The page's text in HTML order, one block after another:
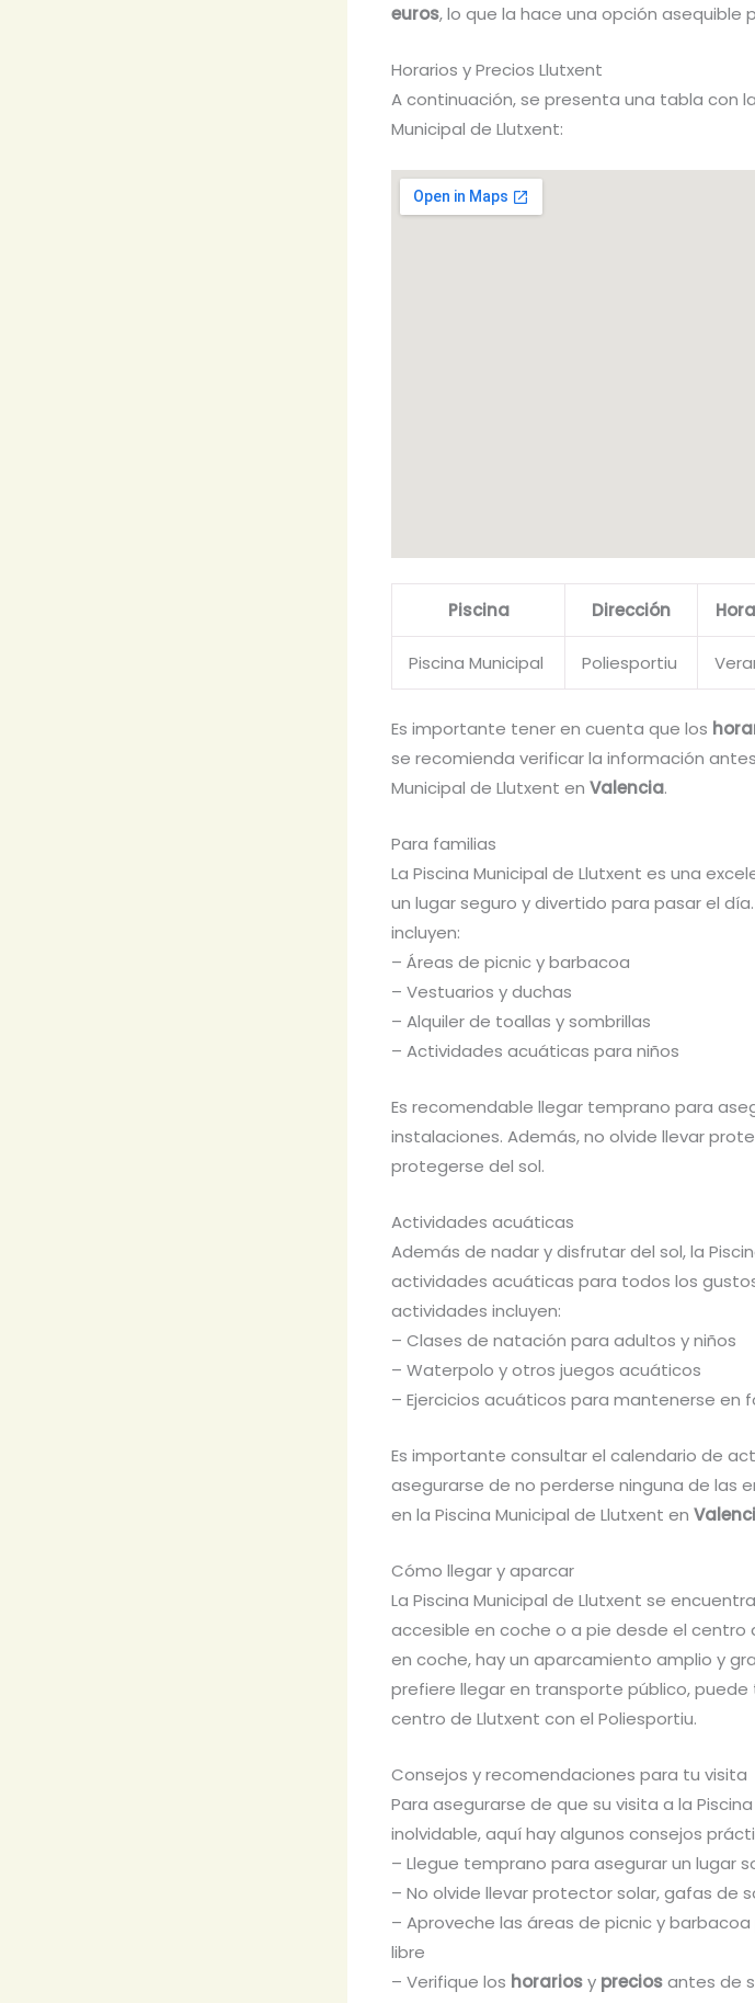
euros, lo que la hace una opción asequible
Horarios y Precios Llutxent
A continuación, se presenta una tabla con
Municipal de Llutxent:
Piscina Dirección
Piscina Municipal Poliesportiu
Es importante tener en cuenta que los
se recomienda verificar la información
Municipal de Llutxent en Valencia.
Para familias
La Piscina Municipal de Llutxent es una
un lugar seguro y divertido para pasar el
incluyen:
– Áreas de picnic y barbacoa
– Vestuarios y duchas
– Alquiler de toallas y sombrillas
– Actividades acuáticas para niños
Es recomendable llegar temprano para
instalaciones. Además, no olvide llevar
protegerse del sol.
Actividades acuáticas
Además de nadar y disfrutar del sol, la
actividades acuáticas para todos los
actividades incluyen:
– Clases de natación para adultos y niños
– Waterpolo y otros juegos acuáticos
– Ejercicios acuáticos para mantenerse en
Es importante consultar el calendario de
asegurarse de no perderse ninguna de las
en la Piscina Municipal de Llutxent en
Cómo llegar y aparcar
La Piscina Municipal de Llutxent se
accesible en coche o a pie desde el centro
en coche, hay un aparcamiento amplio y
prefiere llegar en transporte público,
centro de Llutxent con el Poliesportiu.
Consejos y recomendaciones para tu visita
Para asegurarse de que su visita a la
inolvidable, aquí hay algunos consejos
– Llegue temprano para asegurar un lugar
– No olvide llevar protector solar, gafas de
– Aproveche las áreas de picnic y
libre
– Verifique los horariosy preciosantes de